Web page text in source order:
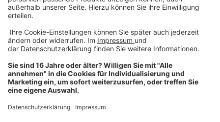
Über uns
Dehner Unternehmen
Jobs bei Dehner